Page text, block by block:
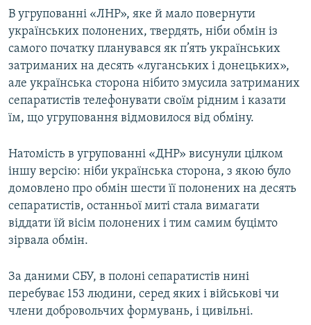
В угрупованні «ЛНР», яке й мало повернути
українських полонених, твердять, ніби обмін із
самого початку планувався як п’ять українських
затриманих на десять «луганських і донецьких»,
але українська сторона нібито змусила затриманих
сепаратистів телефонувати своїм рідним і казати
їм, що угруповання відмовилося від обміну.
Натомість в угрупованні «ДНР» висунули цілком
іншу версію: ніби українська сторона, з якою було
домовлено про обмін шести її полонених на десять
сепаратистів, останньої миті стала вимагати
віддати їй вісім полонених і тим самим буцімто
зірвала обмін.
За даними СБУ, в полоні сепаратистів нині
перебуває 153 людини, серед яких і військові чи
члени добровольчих формувань, і цивільні.